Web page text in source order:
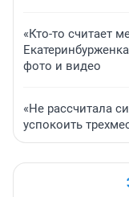
«Кто-то считает
фото и видео
«Не рассчитала
успокоить